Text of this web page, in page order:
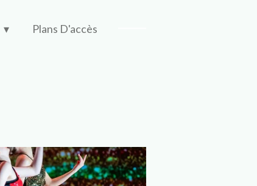
Plans D'accès